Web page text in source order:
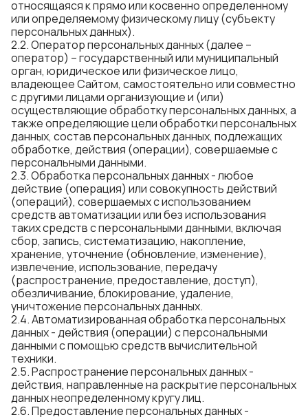
относящаяся к прямо или косвенно определенному
или определяемому физическому лицу (субъекту
персональных данных).
2.2. Оператор персональных данных (далее –
оператор) – государственный или муниципальный
орган, юридическое или физическое лицо,
владеющее Сайтом, самостоятельно или совместно
с другими лицами организующие и (или)
осуществляющие обработку персональных данных, а
также определяющие цели обработки персональных
данных, состав персональных данных, подлежащих
обработке, действия (операции), совершаемые с
персональными данными.
2.3. Обработка персональных данных - любое
действие (операция) или совокупность действий
(операций), совершаемых с использованием
средств автоматизации или без использования
таких средств с персональными данными, включая
сбор, запись, систематизацию, накопление,
хранение, уточнение (обновление, изменение),
извлечение, использование, передачу
(распространение, предоставление, доступ),
обезличивание, блокирование, удаление,
уничтожение персональных данных.
2.4. Автоматизированная обработка персональных
данных - действия (операции) с персональными
данными с помощью средств вычислительной
техники.
2.5. Распространение персональных данных -
действия, направленные на раскрытие персональных
данных неопределенному кругу лиц.
2.6. Предоставление персональных данных -